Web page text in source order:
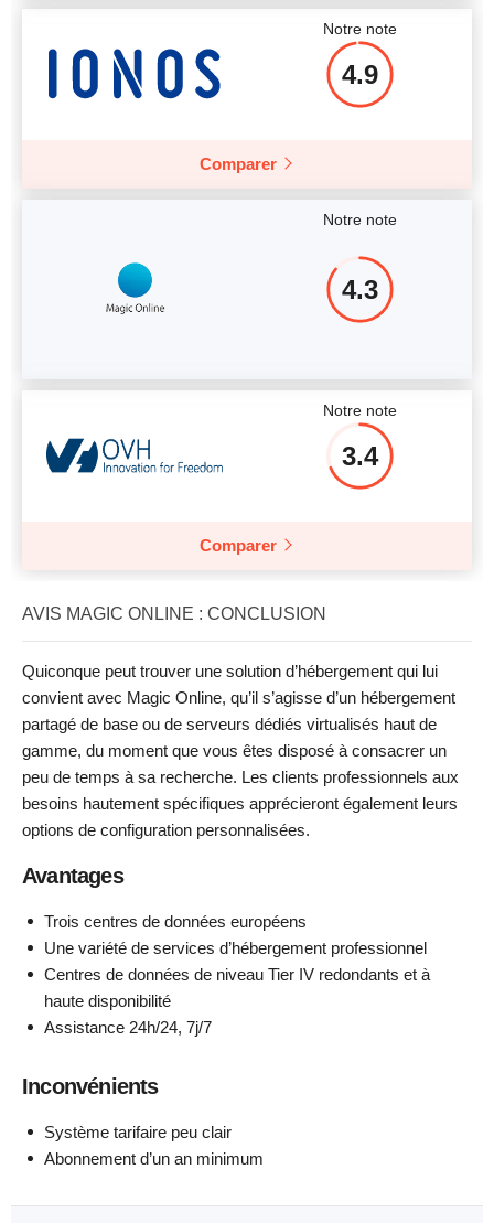
Notre note
4.9
Comparer
Notre note
4.3
Notre note
3.4
Comparer
AVIS MAGIC ONLINE : CONCLUSION
Quiconque peut trouver une solution d’hébergement qui lui
convient avec Magic Online, qu’il s’agisse d’un hébergement
partagé de base ou de serveurs dédiés virtualisés haut de
gamme, du moment que vous êtes disposé à consacrer un
peu de temps à sa recherche. Les clients professionnels aux
besoins hautement spécifiques apprécieront également leurs
options de configuration personnalisées.
Avantages
Trois centres de données européens
Une variété de services d’hébergement professionnel
Centres de données de niveau Tier IV redondants et à
haute disponibilité
Assistance 24h/24, 7j/7
Inconvénients
Système tarifaire peu clair
Abonnement d’un an minimum